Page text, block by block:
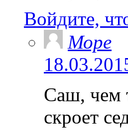
Войдите,
Море
Саш, чем
скроет